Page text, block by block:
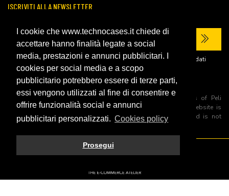
I cookie che www.technocases.it chiede di
accettare hanno finalità legate a social
media, prestazioni e annunci pubblicitari. I
cookies per social media e a scopo
pubblicitario potrebbero essere di terze parti,
essi vengono utilizzati al fine di consentire e
offrire funzionalità social e annunci
pubblicitari personalizzati. Cookies policy
Prosegui
ISCRIVITI ALLA NEWSLETTER
Ho letto laprivacy policy del sito e acconsento al trattamento dei miei dati
personali per ricevere comunicazioni commerciali.
All trademarks are registered and/or unregistered trademarks of Peli
Products, S.L.U. its parents, subsiadiries and affiliates. This website is
independently owned and operated by Technopartner SRL and is not
owned by Peli Products, S.L.U
© 2026 Technopartner SRL - All rights reserved